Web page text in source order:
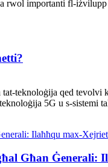
rwol importanti fl-iżvilupp
teknoloġija qed
5G u s-sistemi
Għan